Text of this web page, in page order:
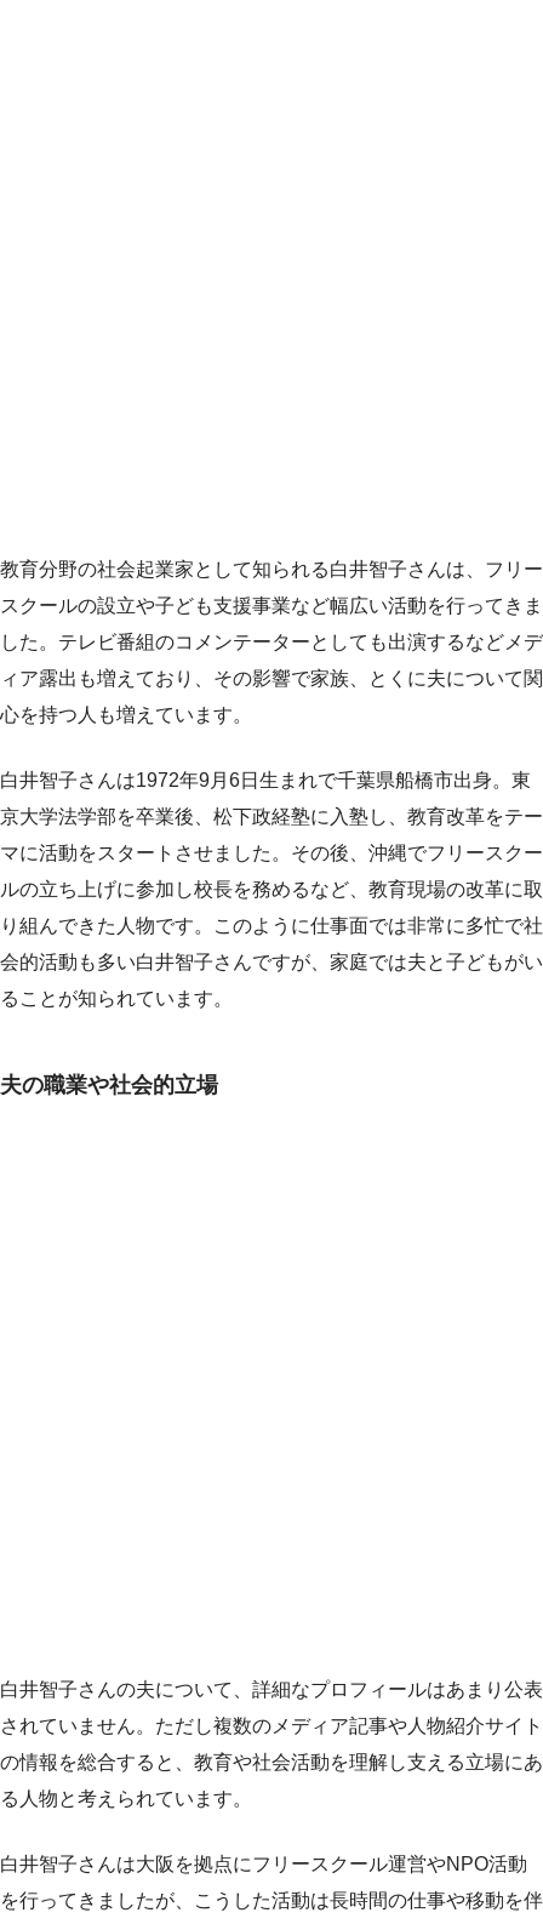
教育分野の社会起業家として知られる白井智子さんは、フリー
スクールの設立や子ども支援事業など幅広い活動を行ってきま
した。テレビ番組のコメンテーターとしても出演するなどメデ
ィア露出も増えており、その影響で家族、とくに夫について関
心を持つ人も増えています。
白井智子さんは1972年9月6日生まれで千葉県船橋市出身。東
京大学法学部を卒業後、松下政経塾に入塾し、教育改革をテー
マに活動をスタートさせました。その後、沖縄でフリースクー
ルの立ち上げに参加し校長を務めるなど、教育現場の改革に取
り組んできた人物です。このように仕事面では非常に多忙で社
会的活動も多い白井智子さんですが、家庭では夫と子どもがい
ることが知られています。
夫の職業や社会的立場
白井智子さんの夫について、詳細なプロフィールはあまり公表
されていません。ただし複数のメディア記事や人物紹介サイト
の情報を総合すると、教育や社会活動を理解し支える立場にあ
る人物と考えられています。
白井智子さんは大阪を拠点にフリースクール運営やNPO活動
を行ってきましたが、こうした活動は長時間の仕事や移動を伴